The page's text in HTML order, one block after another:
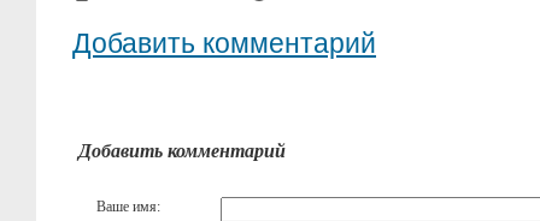
Добавить комментарий
Добавить комментарий
Ваше имя: